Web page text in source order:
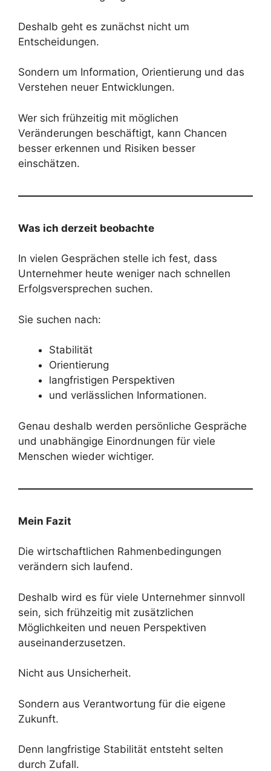
Deshalb geht es zunächst nicht um
Entscheidungen.
Sondern um Information, Orientierung und das
Verstehen neuer Entwicklungen.
Wer sich frühzeitig mit möglichen
Veränderungen beschäftigt, kann Chancen
besser erkennen und Risiken besser
einschätzen.
Was ich derzeit beobachte
In vielen Gesprächen stelle ich fest, dass
Unternehmer heute weniger nach schnellen
Erfolgsversprechen suchen.
Sie suchen nach:
Stabilität
Orientierung
langfristigen Perspektiven
und verlässlichen Informationen.
Genau deshalb werden persönliche Gespräche
und unabhängige Einordnungen für viele
Menschen wieder wichtiger.
Mein Fazit
Die wirtschaftlichen Rahmenbedingungen
verändern sich laufend.
Deshalb wird es für viele Unternehmer sinnvoll
sein, sich frühzeitig mit zusätzlichen
Möglichkeiten und neuen Perspektiven
auseinanderzusetzen.
Nicht aus Unsicherheit.
Sondern aus Verantwortung für die eigene
Zukunft.
Denn langfristige Stabilität entsteht selten
durch Zufall.